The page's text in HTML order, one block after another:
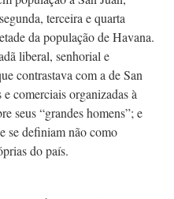
terceira e quarta
da população de Havana.
liberal, senhorial e
contrastava com a de San
comerciais organizadas à
seus “grandes homens”; e
se definiam não como
do país.